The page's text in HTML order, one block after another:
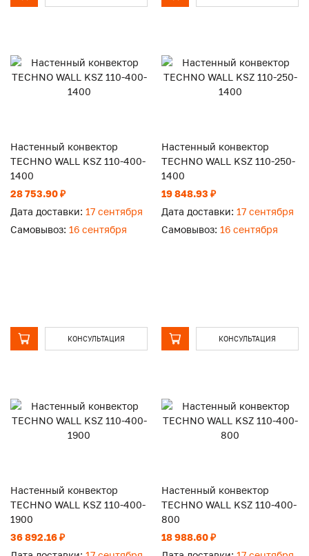
Настенный конвектор
TECHNO WALL KSZ 110-400-
1400
28 753.90 ₽
Дата доставки: 17 сентября
Самовывоз: 16 сентября
КОНСУЛЬТАЦИЯ
Настенный конвектор
TECHNO WALL KSZ 110-250-
1400
19 848.93 ₽
Дата доставки: 17 сентября
Самовывоз: 16 сентября
КОНСУЛЬТАЦИЯ
Настенный конвектор
TECHNO WALL KSZ 110-400-
1900
36 892.16 ₽
Настенный конвектор
TECHNO WALL KSZ 110-400-
800
18 988.60 ₽